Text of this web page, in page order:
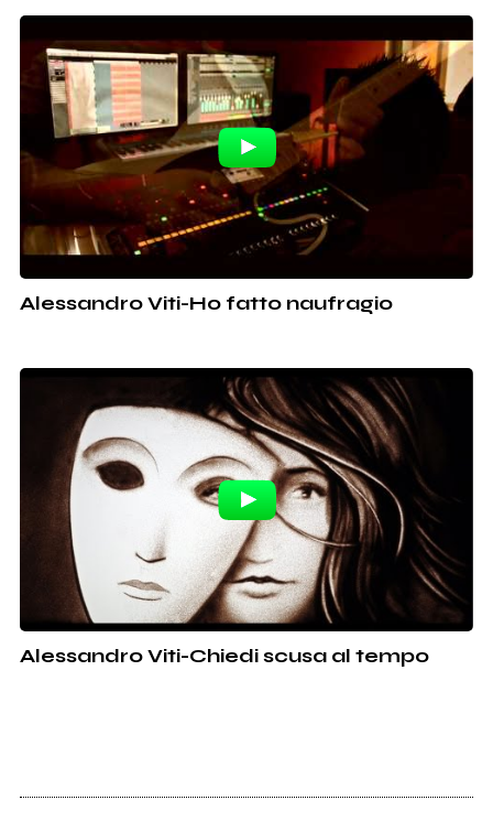
Alessandro Viti-Ho fatto naufragio
Alessandro Viti-Chiedi scusa al tempo